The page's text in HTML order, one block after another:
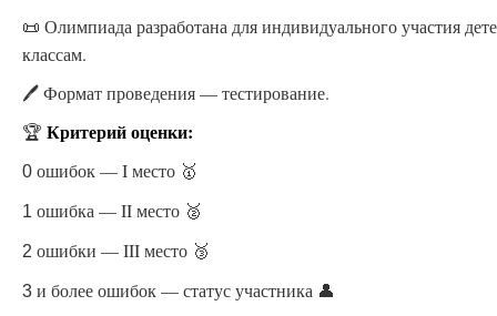
📜 Олимпиада разработана для индивидуального участия
классам.
🖊️ Формат проведения — тестирование.
🏆 Критерий оценки:
0 ошибок — I место 🥇
1 ошибка — II место 🥈
2 ошибки — III место 🥉
3 и более ошибок — статус участника 👤